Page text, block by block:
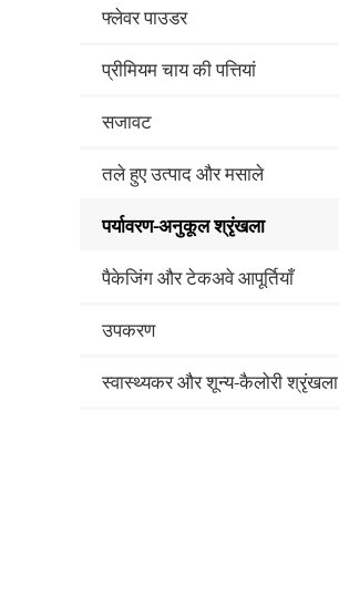
फ्लेवर पाउडर
प्रीमियम चाय की पत्तियां
सजावट
तले हुए उत्पाद और मसाले
पर्यावरण-अनुकूल श्रृंखला
पैकेजिंग और टेकअवे आपूर्तियाँ
उपकरण
स्वास्थ्यकर और शून्य-कैलोरी श्रृंखला